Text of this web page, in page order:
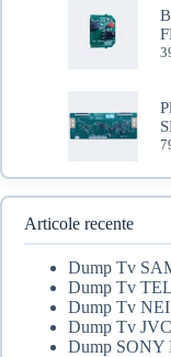
Articole recente
Dump Tv
Dump Tv
Dump Tv
Dump Tv
Dump